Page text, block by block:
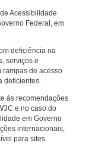
Acessibilidade
Federal, em
deficiência na
serviços e
rampas de acesso
deficientes.
às recomendações
e no caso do
em Governo
internacionais,
para sites